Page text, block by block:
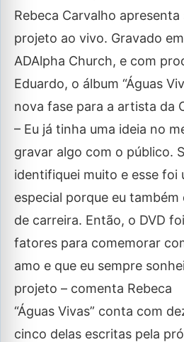
Rebeca Carvalho apresenta
projeto ao vivo. Gravado
ADAlpha Church, e com
Eduardo, o álbum “Águas
nova fase para a artista da
– Eu já tinha uma ideia no
gravar algo com o público.
identifiquei muito e esse foi
especial porque eu
de carreira. Então, o DVD
fatores para comemorar
amo e que eu sempre
projeto – comenta Rebeca
“Águas Vivas” conta com
cinco delas escritas pela